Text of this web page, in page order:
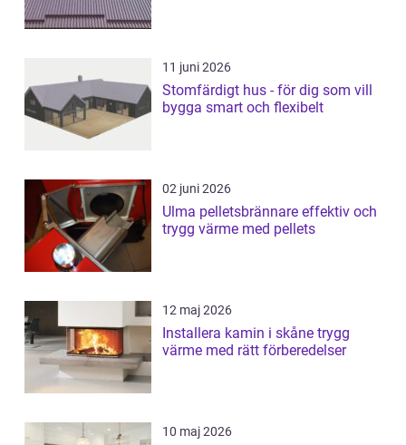
11 juni 2026
Stomfärdigt hus - för dig som vill
bygga smart och flexibelt
02 juni 2026
Ulma pelletsbrännare effektiv och
trygg värme med pellets
12 maj 2026
Installera kamin i skåne trygg
värme med rätt förberedelser
10 maj 2026